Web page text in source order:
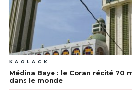
KAOLACK
Médina Baye : le Coran récité 70
dans le monde